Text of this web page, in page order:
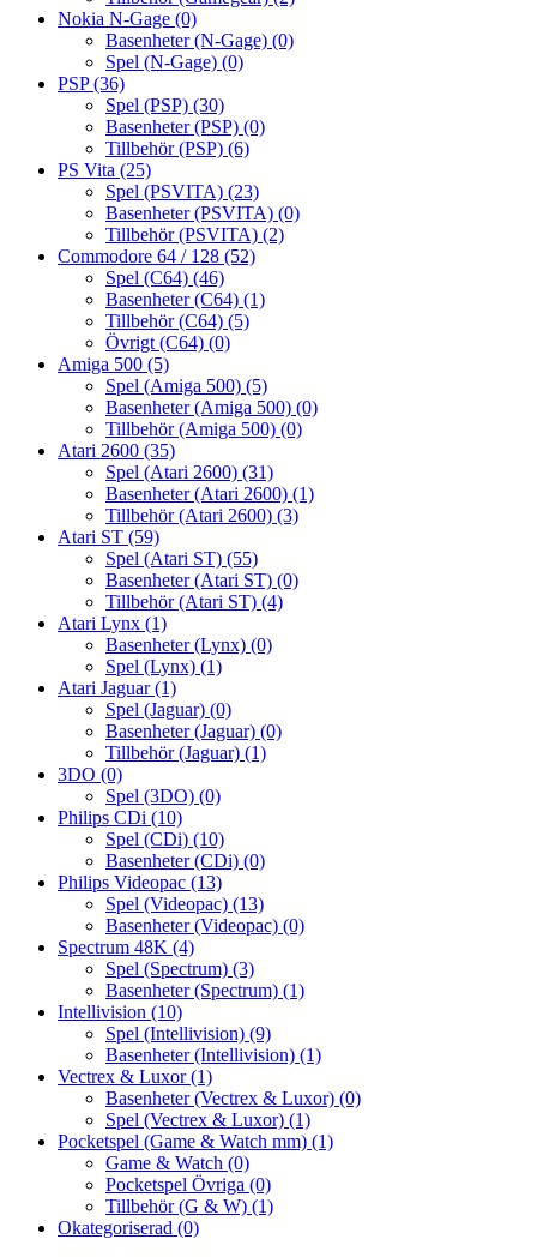
Nokia N-Gage (0)
Basenheter (N-Gage) (0)
Spel (N-Gage) (0)
PSP(36)
Spel (PSP) (30)
Basenheter (PSP) (0)
Tillbehör (PSP) (6)
PS Vita (25)
Spel (PSVITA) (23)
Basenheter (PSVITA) (0)
Tillbehör (PSVITA) (2)
Commodore 64 / 128 (52)
Spel (C64) (46)
Basenheter (C64) (1)
Tillbehör (C64) (5)
Övrigt (C64) (0)
Amiga 500 (5)
Spel (Amiga 500) (5)
Basenheter (Amiga 500) (0)
Tillbehör (Amiga 500) (0)
Atari 2600 (35)
Spel (Atari 2600) (31)
Basenheter (Atari 2600) (1)
Tillbehör (Atari 2600) (3)
Atari ST (59)
Spel (Atari ST) (55)
Basenheter (Atari ST) (0)
Tillbehör (Atari ST) (4)
Atari Lynx (1)
Basenheter (Lynx) (0)
Spel (Lynx) (1)
Atari Jaguar(1)
Spel (Jaguar) (0)
Basenheter (Jaguar) (0)
Tillbehör (Jaguar) (1)
3DO (0)
Spel (3DO) (0)
Philips CDi (10)
Spel (CDi) (10)
Basenheter (CDi) (0)
Philips Videopac (13)
Spel (Videopac) (13)
Basenheter (Videopac) (0)
Spectrum 48K (4)
Spel (Spectrum) (3)
Basenheter (Spectrum) (1)
Intellivision (10)
Spel (Intellivision) (9)
Basenheter (Intellivision) (1)
Vectrex & Luxor(1)
Basenheter (Vectrex & Luxor) (0)
Spel (Vectrex & Luxor) (1)
Pocketspel (Game & Watch mm) (1)
Game & Watch (0)
Pocketspel Övriga (0)
Tillbehör (G & W) (1)
Okategoriserad (0)